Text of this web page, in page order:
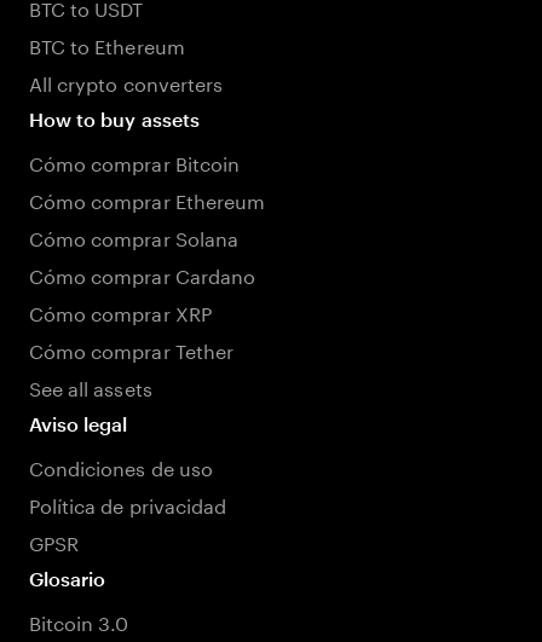
BTC to USDT
BTC to Ethereum
All crypto converters
How to buy assets
Cómo comprar Bitcoin
Cómo comprar Ethereum
Cómo comprar Solana
Cómo comprar Cardano
Cómo comprar XRP
Cómo comprar Tether
See all assets
Aviso legal
Condiciones de uso
Política de privacidad
GPSR
Glosario
Bitcoin 3.0